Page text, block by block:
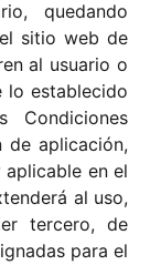
quedando
sitio web de
al usuario o
lo establecido
de aplicación,
en el
al uso,
tercero, de
para el